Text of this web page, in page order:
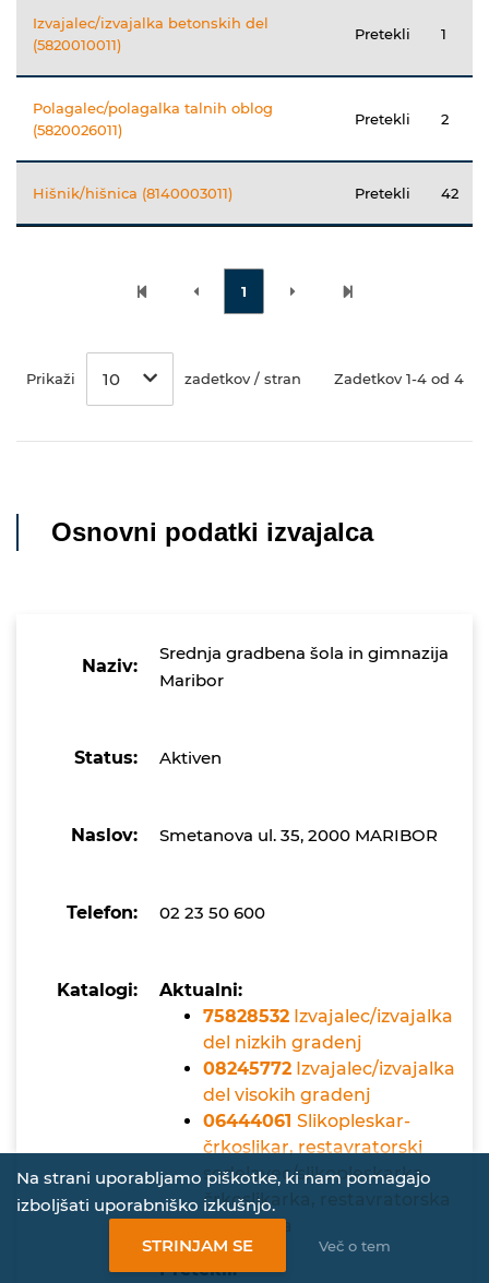
Na strani uporabljamo piškotke, ki nam pomagajo
izboljšati uporabniško izkušnjo.
STRINJAM SE
Več o tem
Izvajalec/izvajalka betonskih del
(5820010011)
Pretekli 1
Polagalec/polagalka talnih oblog
(5820026011)
Pretekli 2
Hišnik/hišnica (8140003011) Pretekli 42
1
Prikaži 10 zadetkov / stran Zadetkov 1-4 od 4
Osnovni podatki izvajalca
Naziv:
Srednja gradbena šola in gimnazija
Maribor
Status: Aktiven
Naslov: Smetanova ul. 35, 2000 MARIBOR
Telefon: 02 23 50 600
Katalogi:
Aktualni:
75828532 Izvajalec/izvajalka
del nizkih gradenj
08245772 Izvajalec/izvajalka
del visokih gradenj
06444061 Slikopleskar-
črkoslikar, restavratorski
sodelavec/slikopleskarka-
črkoslikarka, restavratorska
sodelavka
Pretekli: